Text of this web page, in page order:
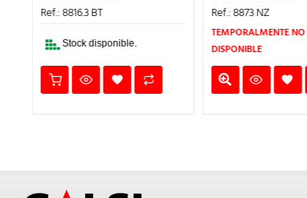
ERA:
Ref.: 8816.3 BT
Stock disponible.
ERA:
65,79€.
Ref.: 8873 NZ
TEMPORALMENTE NO
DISPONIBLE